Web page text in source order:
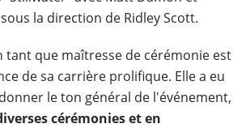
la direction de Ridley Scott.
tant que maîtresse de cérémonie est
de sa carrière prolifique. Elle a eu
le ton général de l'événement,
cérémonies et en